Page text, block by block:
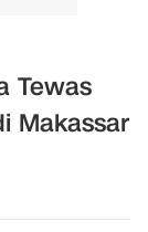
Tewas
Makassar